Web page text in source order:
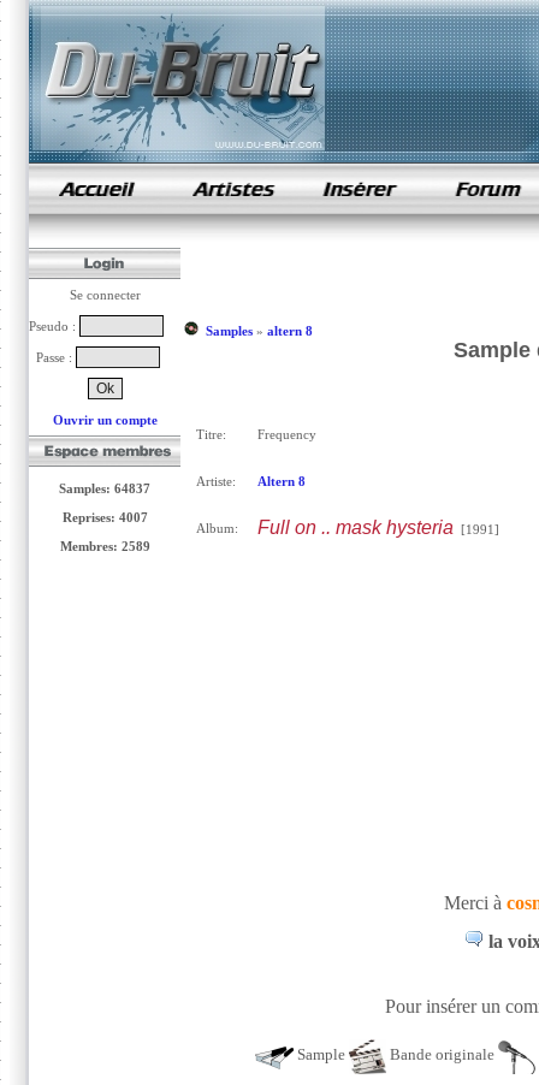
samples de rap
Se connecter
Pseudo :
Passe :
Ouvrir un compte
Samples: 64837
Reprises: 4007
Membres: 2589
Samples» altern 8
Sample
Titre: Frequency
Artiste: Altern 8
Album: Full on .. mask hysteria [1991]
Merci à
la
Pour insérer un
Sample Bande originale